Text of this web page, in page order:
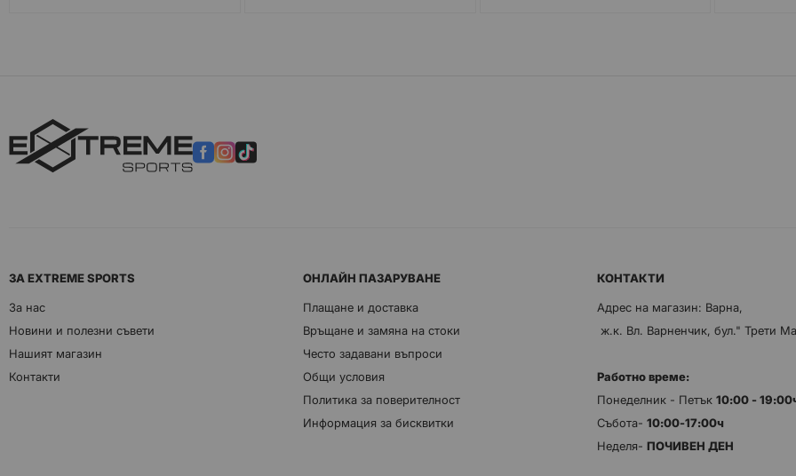
ЗА EXTREME SPORTS
За нас
Новини и полезни съвети
Нашият магазин
Контакти
ОНЛАЙН ПАЗАРУВАНЕ
Плащане и доставка
Връщане и замяна на стоки
Често задавани въпроси
Общи условия
Политика за поверителност
Информация за бисквитки
КОНТАКТИ
Адрес на магазин: Варна,
ж.к. Вл. Варненчик, бул." Трети
Работно време:
Понеделник - Петък 10:00 -
Събота- 10:00-17:00ч
Неделя- ПОЧИВЕН ДЕН